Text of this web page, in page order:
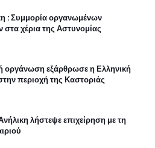
: Συμμορία οργανωμένων
στα χέρια της Αστυνομίας
οργάνωση εξάρθρωσε η Ελληνική
περιοχή της Καστοριάς
λήστεψε επιχείρηση με τη